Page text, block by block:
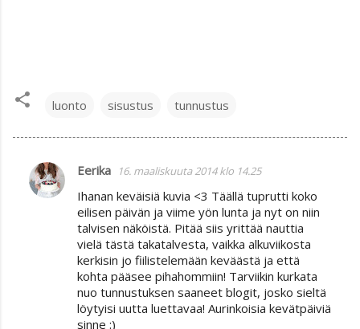
luonto sisustus tunnustus
K
o
Eerika 16. maaliskuuta 2014 klo 14.25
Ihanan keväisiä kuvia <3 Täällä tuprutti koko
eilisen päivän ja viime yön lunta ja nyt on niin
talvisen näköistä. Pitää siis yrittää nauttia
vielä tästä takatalvesta, vaikka alkuviikosta
kerkisin jo fiilistelemään keväästä ja että
kohta pääsee pihahommiin! Tarviikin kurkata
nuo tunnustuksen saaneet blogit, josko sieltä
löytyisi uutta luettavaa! Aurinkoisia kevätpäiviä
sinne :)